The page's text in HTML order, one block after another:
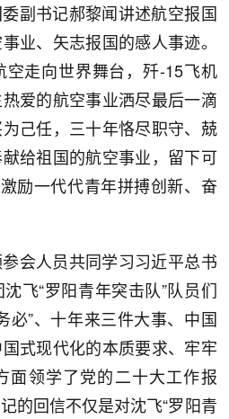
副书记郝黎闻讲述航空报国
业、矢志报国的感人事迹。
走向世界舞台，歼-15飞机
爱的航空事业洒尽最后一滴
己任，三十年恪尽职守、兢
给祖国的航空事业，留下可
励一代代青年拼搏创新、奋
会人员共同学习习近平总书
飞“罗阳青年突击队”队员们
必”、十年来三件大事、中国
式现代化的本质要求、牢牢
面领学了党的二十大工作报
的回信不仅是对沈飞“罗阳青